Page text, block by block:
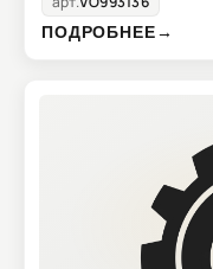
ПОДРОБНЕЕ→